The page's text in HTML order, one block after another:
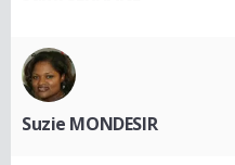
Suzie MONDESIR